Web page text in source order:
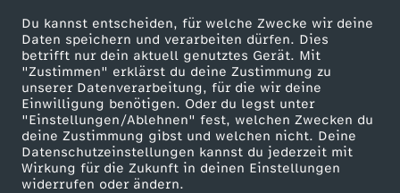
Du kannst entscheiden, für welche Zwecke wir deine
Daten speichern und verarbeiten dürfen. Dies
betrifft nur dein aktuell genutztes Gerät. Mit
"Zustimmen" erklärst du deine Zustimmung zu
unserer Datenverarbeitung, für die wir deine
Einwilligung benötigen. Oder du legst unter
"Einstellungen/Ablehnen" fest, welchen Zwecken du
deine Zustimmung gibst und welchen nicht. Deine
Datenschutzeinstellungen kannst du jederzeit mit
Wirkung für die Zukunft in deinen Einstellungen
widerrufen oder ändern.
ZDF goes Schule
Werbefernsehen
Mainzelmännchen